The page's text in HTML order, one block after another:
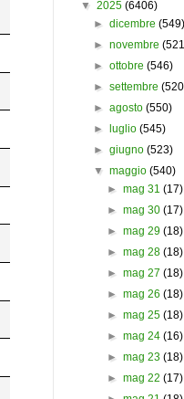
▼ 2025 (6406)
►dicembre (549)
►novembre
►ottobre (546)
►settembre
►agosto (550)
►
luglio (545)
►giugno (523)
▼ maggio (540)
► mag 31 (17)
► mag 30 (17)
► mag 29 (18)
► mag 28 (18)
► mag 27 (18)
► mag 26 (18)
► mag 25 (18)
► mag 24 (16)
► mag 23 (18)
► mag 22 (17)